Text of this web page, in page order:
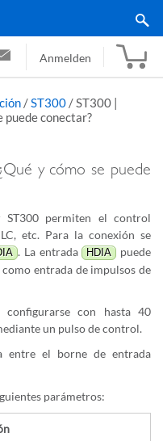
Anmelden
/ ST300 / ST300 |
puede conectar?
y cómo se puede
ST300 permiten el control
etc. Para la conexión se
. La entrada HDIA
puede
entrada de impulsos de
con hasta 40
un pulso de control.
entre el borne de entrada
parámetros: